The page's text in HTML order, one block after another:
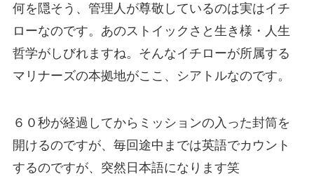
何を隠そう、管理人が尊敬しているのは実はイチ
ローなのです。あのストイックさと生き様・人生
哲学がしびれますね。そんなイチローが所属する
マリナーズの本拠地がここ、シアトルなのです。
６０秒が経過してからミッションの入った封筒を
開けるのですが、 毎回途中までは英語でカウント
するのですが、突然日本語になります笑